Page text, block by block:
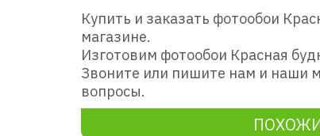
Купить и заказать фотообои
магазине.
Изготовим фотообои Красная
Звоните или пишите нам и наши
вопросы.